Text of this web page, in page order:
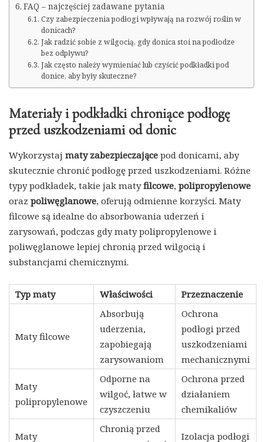
FAQ – najczęściej zadawane pytania
Czy zabezpieczenia podłogi wpływają na rozwój roślin w
donicach?
Jak radzić sobie z wilgocią, gdy donica stoi na podłodze
bez odpływu?
Jak często należy wymieniać lub czyścić podkładki pod
donice, aby były skuteczne?
Materiały i podkładki chroniące podłogę
przed uszkodzeniami od donic
Wykorzystaj maty zabezpieczające pod donicami, aby
skutecznie chronić podłogę przed uszkodzeniami. Różne
typy podkładek, takie jak matyfilcowe, polipropylenowe
oraz poliwęglanowe, oferują odmienne korzyści. Maty
filcowe są idealne do absorbowania uderzeń i
zarysowań, podczas gdy maty polipropylenowe i
poliwęglanowe lepiej chronią przed wilgocią i
substancjami chemicznymi.
Typ maty Właściwości Przeznaczenie
Maty filcowe
Absorbują
uderzenia,
zapobiegają
zarysowaniom
Ochrona
podłogi przed
uszkodzeniami
mechanicznymi
Maty
polipropylenowe
Odporne na
wilgoć, łatwe w
czyszczeniu
Ochrona przed
działaniem
chemikaliów
Maty
Chronią przed
Izolacja podłogi